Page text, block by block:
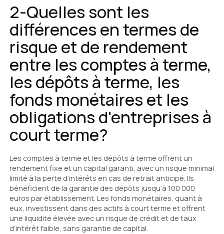
2-Quelles sont les
différences en termes de
risque et de rendement
entre les comptes à terme,
les dépôts à terme, les
fonds monétaires et les
obligations d'entreprises à
court terme?
Les comptes à terme et les dépôts à terme offrent un
rendement fixe et un capital garanti, avec un risque minimal
limité à la perte d’intérêts en cas de retrait anticipé. Ils
bénéficient de la garantie des dépôts jusqu’à 100 000
euros par établissement. Les fonds monétaires, quant à
eux, investissent dans des actifs à court terme et offrent
une liquidité élevée avec un risque de crédit et de taux
d’intérêt faible, sans garantie de capital.